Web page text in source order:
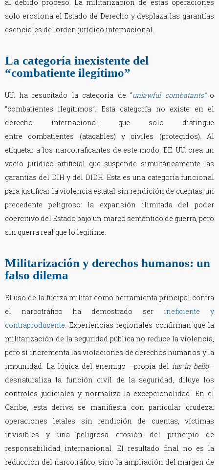
al debido proceso. La militarización de estas operaciones
solo erosiona el Estado de Derecho y desplaza las garantías
esenciales del orden jurídico internacional.
La categoría inexistente del
“combatiente ilegítimo”
UU. ha resucitado la categoría de “unlawful combatants”o
“combatientes ilegítimos”. Esta categoría no existe en el
derecho internacional, que solo distingue
entre combatientes (atacables) y civiles (protegidos). Al
etiquetar a los narcotraficantes de este modo, EE. UU. crea un
vacío jurídico artificial que suspende simultáneamente las
garantías del DIH y del DIDH. Esta es una categoría funcional
para justificar la violencia estatal sin rendición de cuentas, un
precedente peligroso: la expansión ilimitada del poder
coercitivo del Estado bajo un marco semántico de guerra, pero
sin guerra real que lo legitime.
Militarización y derechos humanos: un
falso dilema
El uso de la fuerza militar como herramienta principal contra
el narcotráfico ha demostrado ser
ineficiente y
contraproducente. Experiencias regionales confirman que la
militarización de la seguridad pública no reduce la violencia,
pero sí incrementa las violaciones de derechos humanos y la
impunidad. La lógica del enemigo —propia del ius in bello—
desnaturaliza la función civil de la seguridad, diluye los
controles judiciales y normaliza la excepcionalidad. En el
Caribe, esta deriva se manifiesta con particular crudeza:
operaciones letales sin rendición de cuentas, víctimas
invisibles y una peligrosa erosión del principio de
responsabilidad internacional. El resultado final no es la
reducción del narcotráfico, sino la ampliación del margen de